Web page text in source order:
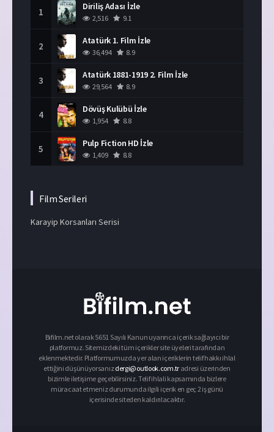
1 Diriliş Adası İzle
2,516 9.1
2 Atatürk 1. Film İzle
36,494 8.9
3 Atatürk 1881-1919 2. Film İzle
29,564 8.9
4 Dövüş Kulübü İzle
1,954 8.8
5 Pulp Fiction HD İzle
1,409 8.8
Film Serileri
Karayip Korsanları Serisi
Bifilm.net olarak 5651 Sayılı Kanun uyarınca içerik sağlayıcı bir
platformuz. Sitemizdeki tüm içerikler site üyeleri tarafından
eklenmektedir. Platformumuzda yer alan içeriklerin telif hakkı ihlal
ettiğini düşünüyorsanızdergi@outlook.com.tr adresi üzerinden
bizimle iletişime geçebilirsiniz. Telif ihlali kapsamında bizlere
müracaat etmeniz durumunda ilgili içerik en geç 2 iş günü
içerisinde siteden kaldırılacaktır.